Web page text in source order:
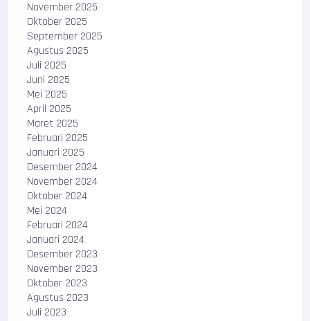
November 2025
Oktober 2025
September 2025
Agustus 2025
Juli 2025
Juni 2025
Mei 2025
April 2025
Maret 2025
Februari 2025
Januari 2025
Desember 2024
November 2024
Oktober 2024
Mei 2024
Februari 2024
Januari 2024
Desember 2023
November 2023
Oktober 2023
Agustus 2023
Juli 2023